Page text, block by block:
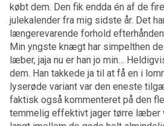
købt dem. Den fik endda én af de
julekalender fra mig sidste år. Det
længerevarende forhold
Min yngste knægt har simpelthen
læber, jaja nu er han jo min…
dem. Han takkede ja til at få en i
lyserøde variant var den eneste
faktisk også kommenteret på den
temmelig effektivt jager tørre læber